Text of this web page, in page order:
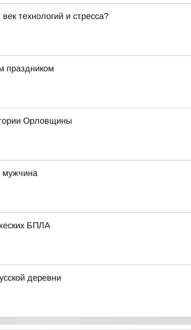
технологий и стресса?
праздником
Орловщины
мужчина
БПЛА
деревни